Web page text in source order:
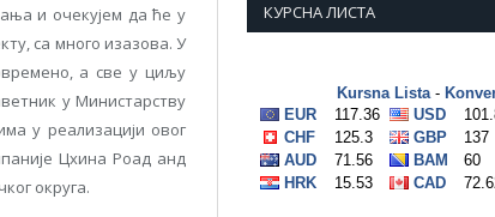
и очекујем да ће у
са много изазова. У
а све у циљу
у Министарству
у реализацији овог
Цхина Роад анд
округа.
КУРСНА ЛИСТА